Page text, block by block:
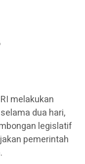
melakukan
dua hari,
legislatif
pemerintah